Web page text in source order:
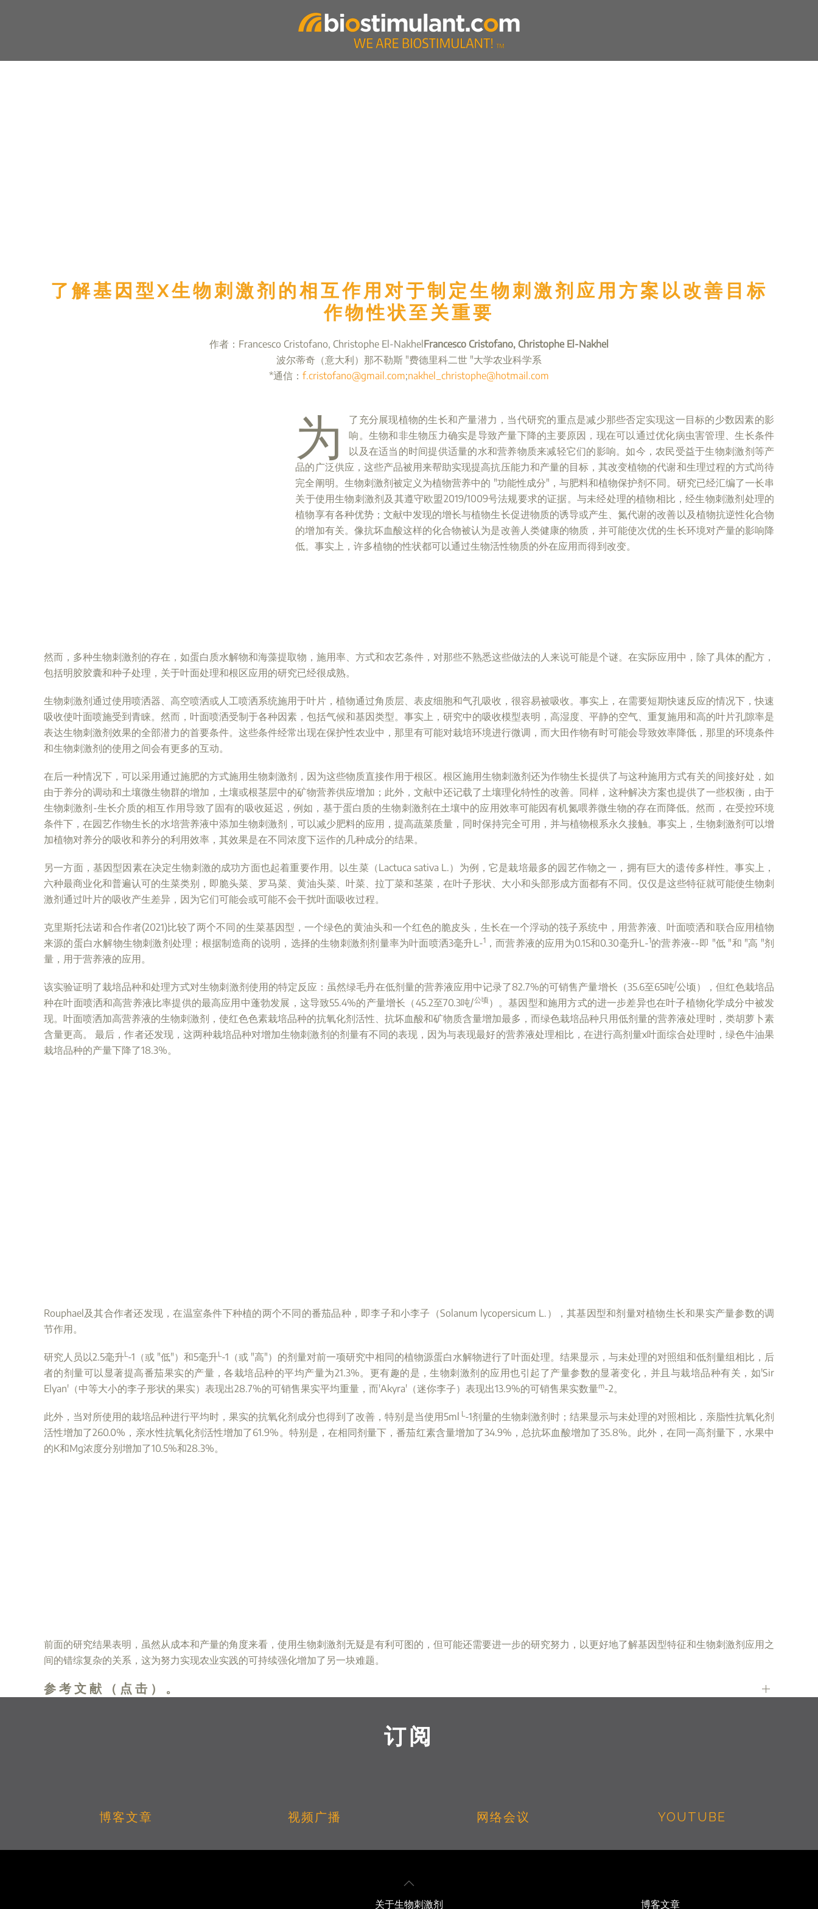
了解基因型X生物刺激剂的相互作用对于制定生物刺激剂应用方案以改善目标
作物性状至关重要
作者：Francesco Cristofano, Christophe El-Nakhel Francesco Cristofano, Christophe El-Nakhel
波尔蒂奇（意大利）那不勒斯 "费德里科二世 "大学农业科学系
*通信： f.cristofano@gmail.com;nakhel_christophe@hotmail.com
为
了充分展现植物的生长和产量潜力，当代研究的重点是减少那些否定实现这一目标的少数因素的影
响。生物和非生物压力确实是导致产量下降的主要原因，现在可以通过优化病虫害管理、生长条件
以及在适当的时间提供适量的水和营养物质来减轻它们的影响。如今，农民受益于生物刺激剂等产
品的广泛供应，这些产品被用来帮助实现提高抗压能力和产量的目标，其改变植物的代谢和生理过程的方式尚待
完全阐明。生物刺激剂被定义为植物营养中的 "功能性成分"，与肥料和植物保护剂不同。研究已经汇编了一长串
关于使用生物刺激剂及其遵守欧盟2019/1009号法规要求的证据。与未经处理的植物相比，经生物刺激剂处理的
植物享有各种优势；文献中发现的增长与植物生长促进物质的诱导或产生、氮代谢的改善以及植物抗逆性化合物
的增加有关。像抗坏血酸这样的化合物被认为是改善人类健康的物质，并可能使次优的生长环境对产量的影响降
低。事实上，许多植物的性状都可以通过生物活性物质的外在应用而得到改变。
然而，多种生物刺激剂的存在，如蛋白质水解物和海藻提取物，施用率、方式和农艺条件，对那些不熟悉这些做法的人来说可能是个谜。在实际应用中，除了具体的配方，
包括明胶胶囊和种子处理，关于叶面处理和根区应用的研究已经很成熟。
生物刺激剂通过使用喷洒器、高空喷洒或人工喷洒系统施用于叶片，植物通过角质层、表皮细胞和气孔吸收，很容易被吸收。事实上，在需要短期快速反应的情况下，快速
吸收使叶面喷施受到青睐。然而，叶面喷洒受制于各种因素，包括气候和基因类型。事实上，研究中的吸收模型表明，高湿度、平静的空气、重复施用和高的叶片孔隙率是
表达生物刺激剂效果的全部潜力的首要条件。这些条件经常出现在保护性农业中，那里有可能对栽培环境进行微调，而大田作物有时可能会导致效率降低，那里的环境条件
和生物刺激剂的使用之间会有更多的互动。
在后一种情况下，可以采用通过施肥的方式施用生物刺激剂，因为这些物质直接作用于根区。根区施用生物刺激剂还为作物生长提供了与这种施用方式有关的间接好处，如
由于养分的调动和土壤微生物群的增加，土壤或根茎层中的矿物营养供应增加；此外，文献中还记载了土壤理化特性的改善。同样，这种解决方案也提供了一些权衡，由于
生物刺激剂-生长介质的相互作用导致了固有的吸收延迟，例如，基于蛋白质的生物刺激剂在土壤中的应用效率可能因有机氮喂养微生物的存在而降低。然而，在受控环境
条件下，在园艺作物生长的水培营养液中添加生物刺激剂，可以减少肥料的应用，提高蔬菜质量，同时保持完全可用，并与植物根系永久接触。事实上，生物刺激剂可以增
加植物对养分的吸收和养分的利用效率，其效果是在不同浓度下运作的几种成分的结果。
另一方面，基因型因素在决定生物刺激的成功方面也起着重要作用。以生菜（Lactuca sativa L.）为例，它是栽培最多的园艺作物之一，拥有巨大的遗传多样性。事实上，
六种最商业化和普遍认可的生菜类别，即脆头菜、罗马菜、黄油头菜、叶菜、拉丁菜和茎菜，在叶子形状、大小和头部形成方面都有不同。仅仅是这些特征就可能使生物刺
激剂通过叶片的吸收产生差异，因为它们可能会或可能不会干扰叶面吸收过程。
克里斯托法诺和合作者(2021)比较了两个不同的生菜基因型，一个绿色的黄油头和一个红色的脆皮头，生长在一个浮动的筏子系统中，用营养液、叶面喷洒和联合应用植物
来源的蛋白水解物生物刺激剂处理；根据制造商的说明，选择的生物刺激剂剂量率为叶面喷洒3毫升L-1，而营养液的应用为0.15和0.30毫升L-1的营养液--即 "低 "和 "高 "剂
量，用于营养液的应用。
该实验证明了栽培品种和处理方式对生物刺激剂使用的特定反应：虽然绿毛丹在低剂量的营养液应用中记录了82.7%的可销售产量增长（35.6至65吨/公顷），但红色栽培品
种在叶面喷洒和高营养液比率提供的最高应用中蓬勃发展，这导致55.4%的产量增长（45.2至70.3吨/公顷）。基因型和施用方式的进一步差异也在叶子植物化学成分中被发
现。叶面喷洒加高营养液的生物刺激剂，使红色色素栽培品种的抗氧化剂活性、抗坏血酸和矿物质含量增加最多，而绿色栽培品种只用低剂量的营养液处理时，类胡萝卜素
含量更高。 最后，作者还发现，这两种栽培品种对增加生物刺激剂的剂量有不同的表现，因为与表现最好的营养液处理相比，在进行高剂量x叶面综合处理时，绿色牛油果
栽培品种的产量下降了18.3%。
Rouphael及其合作者还发现，在温室条件下种植的两个不同的番茄品种，即李子和小李子（Solanum lycopersicum L.），其基因型和剂量对植物生长和果实产量参数的调
节作用。
研究人员以2.5毫升L-1（或 "低"）和5毫升L-1（或 "高"）的剂量对前一项研究中相同的植物源蛋白水解物进行了叶面处理。结果显示，与未处理的对照组和低剂量组相比，后
者的剂量可以显著提高番茄果实的产量，各栽培品种的平均产量为21.3%。更有趣的是，生物刺激剂的应用也引起了产量参数的显著变化，并且与栽培品种有关，如'Sir
Elyan'（中等大小的李子形状的果实）表现出28.7%的可销售果实平均重量，而'Akyra'（迷你李子）表现出13.9%的可销售果实数量m-2。
此外，当对所使用的栽培品种进行平均时，果实的抗氧化剂成分也得到了改善，特别是当使用5ml L-1剂量的生物刺激剂时；结果显示与未处理的对照相比，亲脂性抗氧化剂
活性增加了260.0%，亲水性抗氧化剂活性增加了61.9%。特别是，在相同剂量下，番茄红素含量增加了34.9%，总抗坏血酸增加了35.8%。此外，在同一高剂量下，水果中
的K和Mg浓度分别增加了10.5%和28.3%。
前面的研究结果表明，虽然从成本和产量的角度来看，使用生物刺激剂无疑是有利可图的，但可能还需要进一步的研究努力，以更好地了解基因型特征和生物刺激剂应用之
间的错综复杂的关系，这为努力实现农业实践的可持续强化增加了另一块难题。
参考文献（点击）。
订阅
博客文章 视频广播 网络会议 YOUTUBE
关于生物刺激剂 博客文章